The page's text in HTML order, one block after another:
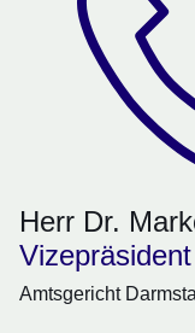
Herr Dr.
Amtsgericht